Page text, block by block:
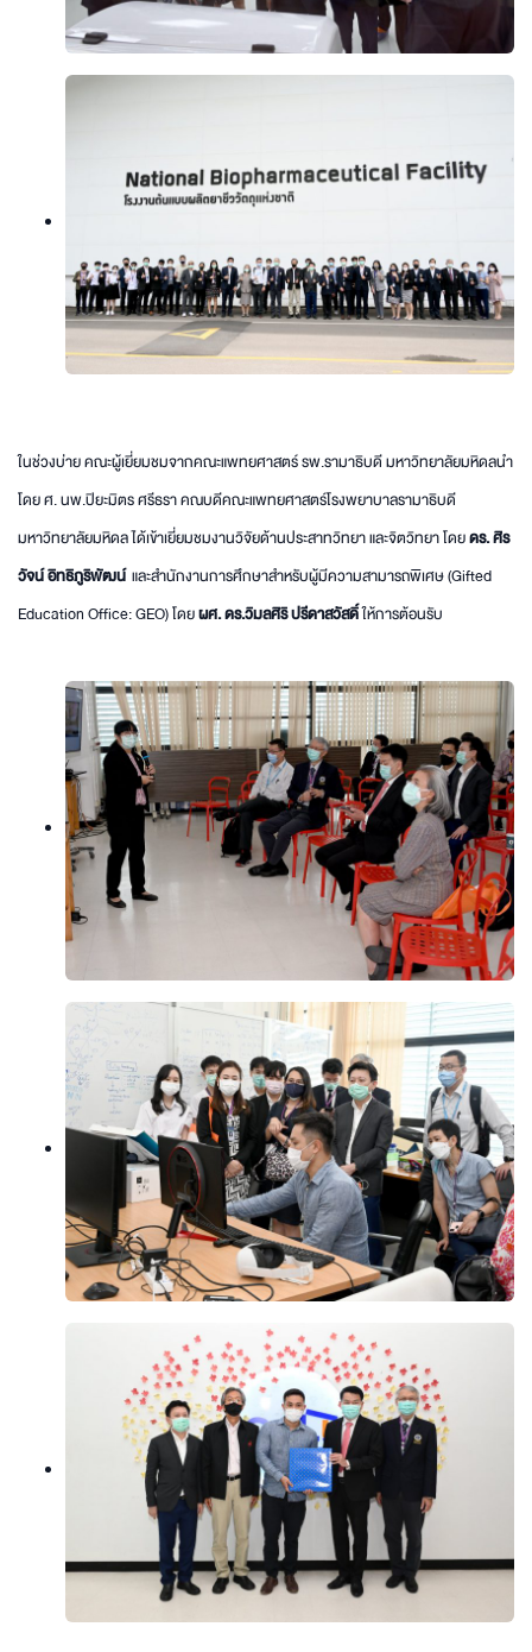
ในช่วงบ่าย คณะผู้เยี่ยมชมจากคณะแพทยศาสตร์ รพ.รามาธิบดี มหาวิทยาลัยมหิดลนำ
โดย ศ. นพ.ปิยะมิตร ศรีธรา คณบดีคณะแพทยศาสตร์โรงพยาบาลรามาธิบดี
มหาวิทยาลัยมหิดล ได้เข้าเยี่ยมชมงานวิจัยด้านประสาทวิทยา และจิตวิทยา โดยดร. ศิร
วัจน์ อิทธิภูริพัฒน์และสำนักงานการศึกษาสำหรับผู้มีความสามารถพิเศษ (Gifted
Education Office: GEO) โดยผศ. ดร.วิมลศิริ ปรีดาสวัสดิ์ให้การต้อนรับ